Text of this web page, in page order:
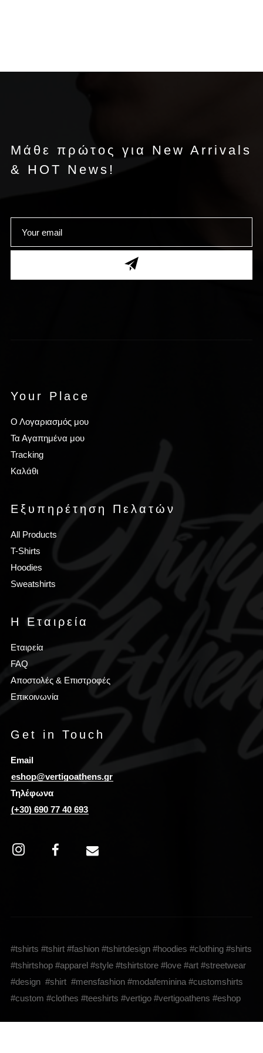
Μάθε πρώτος για New Arrivals
& HOT News!
Your Place
Ο Λογαριασμός μου
Τα Αγαπημένα μου
Tracking
Καλάθι
Εξυπηρέτηση Πελατών
All Products
T-Shirts
Hoodies
Sweatshirts
Η Εταιρεία
Εταιρεία
FAQ
Αποστολές & Επιστροφές
Επικοινωνία
Get in Touch
Email
eshop@vertigoathens.gr
Τηλέφωνα
(+30) 690 77 40 693
#tshirts #tshirt #fashion #tshirtdesign #hoodies #clothing #shirts
#tshirtshop #apparel #style #tshirtstore #love #art #streetwear
#design #shirt #mensfashion #modafeminina #customshirts
#custom #clothes #teeshirts #vertigo #vertigoathens #eshop